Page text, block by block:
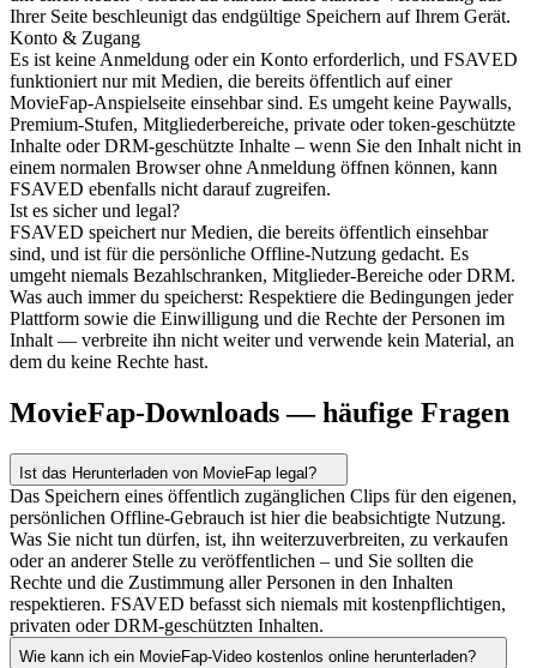
Ihrer Seite beschleunigt das endgültige Speichern auf Ihrem Gerät.
Konto & Zugang
Es ist keine Anmeldung oder ein Konto erforderlich, und FSAVED
funktioniert nur mit Medien, die bereits öffentlich auf einer
MovieFap-Anspielseite einsehbar sind. Es umgeht keine Paywalls,
Premium-Stufen, Mitgliederbereiche, private oder token-geschützte
Inhalte oder DRM-geschützte Inhalte – wenn Sie den Inhalt nicht in
einem normalen Browser ohne Anmeldung öffnen können, kann
FSAVED ebenfalls nicht darauf zugreifen.
Ist es sicher und legal?
FSAVED speichert nur Medien, die bereits öffentlich einsehbar
sind, und ist für die persönliche Offline-Nutzung gedacht. Es
umgeht niemals Bezahlschranken, Mitglieder-Bereiche oder DRM.
Was auch immer du speicherst: Respektiere die Bedingungen jeder
Plattform sowie die Einwilligung und die Rechte der Personen im
Inhalt — verbreite ihn nicht weiter und verwende kein Material, an
dem du keine Rechte hast.
MovieFap-Downloads — häufige Fragen
Ist das Herunterladen von MovieFap legal?
Das Speichern eines öffentlich zugänglichen Clips für den eigenen,
persönlichen Offline-Gebrauch ist hier die beabsichtigte Nutzung.
Was Sie nicht tun dürfen, ist, ihn weiterzuverbreiten, zu verkaufen
oder an anderer Stelle zu veröffentlichen – und Sie sollten die
Rechte und die Zustimmung aller Personen in den Inhalten
respektieren. FSAVED befasst sich niemals mit kostenpflichtigen,
privaten oder DRM-geschützten Inhalten.
Wie kann ich ein MovieFap-Video kostenlos online herunterladen?